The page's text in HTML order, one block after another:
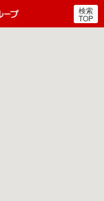
郵便局・日本郵政グルー
検索
TOP